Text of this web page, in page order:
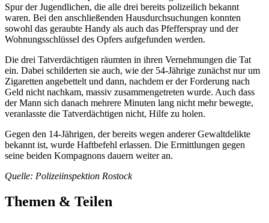
Spur der Jugendlichen, die alle drei bereits polizeilich bekannt
waren. Bei den anschließenden Hausdurchsuchungen konnten
sowohl das geraubte Handy als auch das Pfefferspray und der
Wohnungsschlüssel des Opfers aufgefunden werden.
Die drei Tatverdächtigen räumten in ihren Vernehmungen die Tat
ein. Dabei schilderten sie auch, wie der 54-Jährige zunächst nur um
Zigaretten angebettelt und dann, nachdem er der Forderung nach
Geld nicht nachkam, massiv zusammengetreten wurde. Auch dass
der Mann sich danach mehrere Minuten lang nicht mehr bewegte,
veranlasste die Tatverdächtigen nicht, Hilfe zu holen.
Gegen den 14-Jährigen, der bereits wegen anderer Gewaltdelikte
bekannt ist, wurde Haftbefehl erlassen. Die Ermittlungen gegen
seine beiden Kompagnons dauern weiter an.
Quelle: Polizeiinspektion Rostock
Themen & Teilen